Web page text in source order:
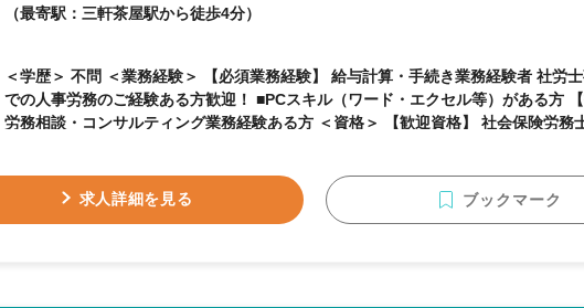
（最寄駅：三軒茶屋駅から徒歩4分）
＜学歴＞ 不問 ＜業務経験＞ 【必須業務経験】 給与計算・手続き業務経験者 社労士事務所・事業会社
での人事労務のご経験ある方歓迎！ ■PCスキル（ワード・エクセル等）がある方 【歓迎業務経験】
労務相談・コンサルティング業務経験ある方 ＜資格＞ 【歓迎資格】 社会保険労務士 【求める人物
求人詳細を見る ブックマーク